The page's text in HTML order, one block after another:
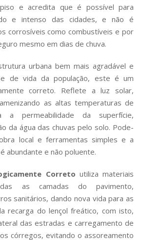
e acredita que é possível para
e intenso das cidades, e não é
corrosíveis como combustíveis e por
mesmo em dias de chuva.
urbana bem mais agradável e
de vida da população, este é um
correto. Reflete a luz solar,
as altas temperaturas de
a permeabilidade da superfície,
da água das chuvas pelo solo. Pode-
local e ferramentas simples e a
abundante e não poluente.
Correto utiliza materiais
as camadas do pavimento,
sanitários, dando nova vida para as
recarga do lençol freático, com isto,
das estradas e carregamento de
córregos, evitando o assoreamento